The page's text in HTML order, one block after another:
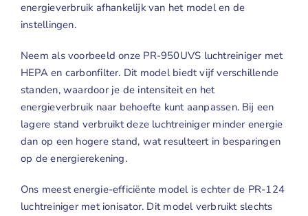
Aromadiffusers
Geuren
Contact
energieverbruik afhankelijk van het model en de
instellingen.
Neem als voorbeeld onze PR-950UVS luchtreiniger met
HEPA en carbonfilter. Dit model biedt vijf verschillende
standen, waardoor je de intensiteit en het
energieverbruik naar behoefte kunt aanpassen. Bij een
lagere stand verbruikt deze luchtreiniger minder energie
dan op een hogere stand, wat resulteert in besparingen
op de energierekening.
Ons meest energie-efficiënte model is echter de PR-124
luchtreiniger met ionisator. Dit model verbruikt slechts